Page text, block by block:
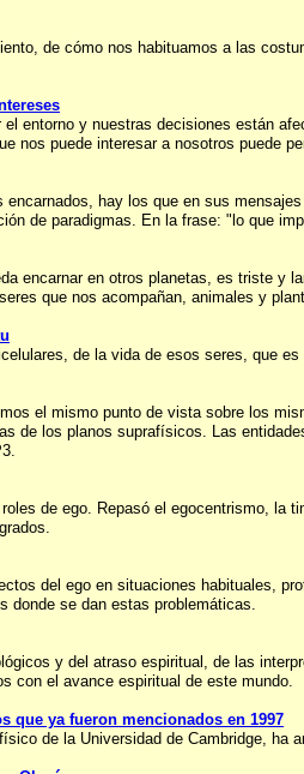
de cómo nos habituamos a las
entorno y nuestras decisiones están
nos puede interesar a nosotros puede
hay los que en sus
de paradigmas. En la frase: "lo que
encarnar en otros planetas, es triste
que nos acompañan, animales y
de la vida de esos seres, que
el mismo punto de vista sobre los
de los planos suprafísicos. Las
de ego. Repasó el egocentrismo,
del ego en situaciones habituales,
donde se dan estas problemáticas.
y del atraso espiritual, de las
con el avance espiritual de este mundo.
que ya fueron mencionados en 1997
de la Universidad de Cambridge, ha